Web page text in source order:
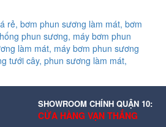
rẻ, bơm phun sương làm mát, bơm
phun sương, máy bơm phun
làm mát, máy bơm phun sương
tưới cây, phun sương làm mát,
SHOWROOM CHÍNH QUẬN 10:
CỬA HÀNG VẠN THẮNG